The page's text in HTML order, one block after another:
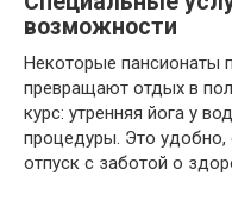
возможности
Некоторые пансионаты
превращают отдых в
курс: утренняя йога у
процедуры. Это удобно,
отпуск с заботой о